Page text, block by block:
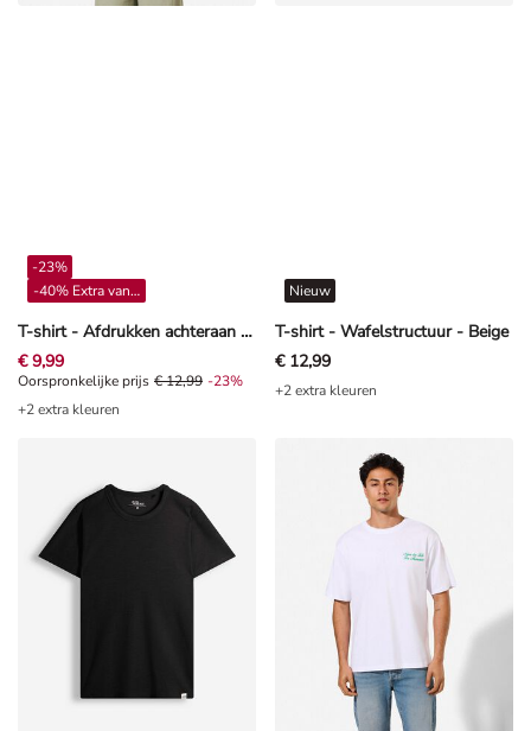
T-shirt - Afdrukken achteraan - wit
-23%
-40% Extra vanaf 4**
€ 9,99
Oorspronkelijke prijs € 12,99, Korting -23%
Oorspronkelijke prijs € 12,99 -23%
+2 extra kleuren
T-shirt - Wafelstructuur - Beige
Nieuw
€ 12,99
+2 extra kleuren